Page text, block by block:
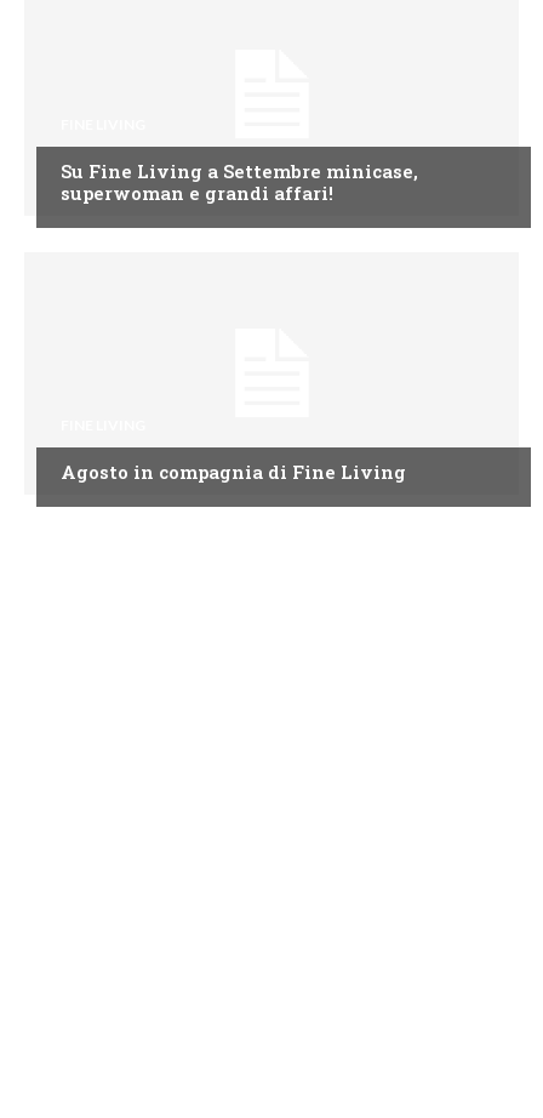
Su Fine Living a Settembre minicase,
superwoman e grandi affari!
Agosto in compagnia di Fine Living